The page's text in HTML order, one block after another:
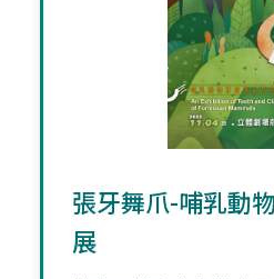
張牙舞爪-哺乳動
展